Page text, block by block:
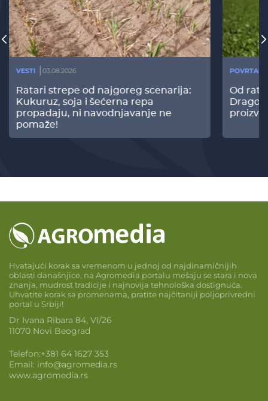
VESTI 03.08.2026
Ratari strepe od najgoreg scenarija:
Kukuruz, soja i šećerna repa
propadaju, ni navodnjavanje ne
pomaže!
Od
Hvatajući korak sa vremenom u jednoj od najdinamičnijih
oblasti današnjice, na Agromedia portalu mešaju se stara i nova
znanja, mudrost tradicije i najnovija tehnološka dostignuća.
Uhvatite korak sa promenama, pratite najčitaniji poljoprivredni
portal u Srbiji!
Dr Ivana Ribara 84, VI/26
11070 Novi Beograd
Telefon:+381 64 1627 353
Email: info@agromedia.rs
www.agromedia.rs